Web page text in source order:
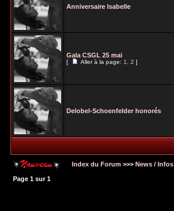
Anniversaire Isabelle
Gala CSGL 25 mai
[ Aller à la page:1,2]
Delobel-Schoenfelder honorés
Index du Forum >>> News / Infos
Page 1 sur1